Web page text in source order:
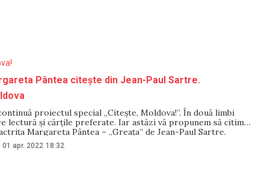
Pântea citește din Jean-Paul Sartre.
proiectul special „Citește, Moldova!”. În două limbi
lectură și cărțile preferate. Iar astăzi vă propunem să citim
Margareta Pântea – „Greața” de Jean-Paul Sartre.
„Citește, Moldova!” înseamnă discuții despre lectură și
îndrăgite, schimb de experiență de cititor și cunoștințe
01 apr. 2022 18:32